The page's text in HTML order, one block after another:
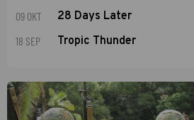
09 OKT 28 Days Later
18 SEP Tropic Thunder